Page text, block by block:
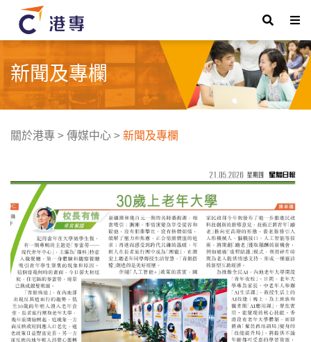
新聞及專欄
關於港專>傳媒中心>新聞及專欄